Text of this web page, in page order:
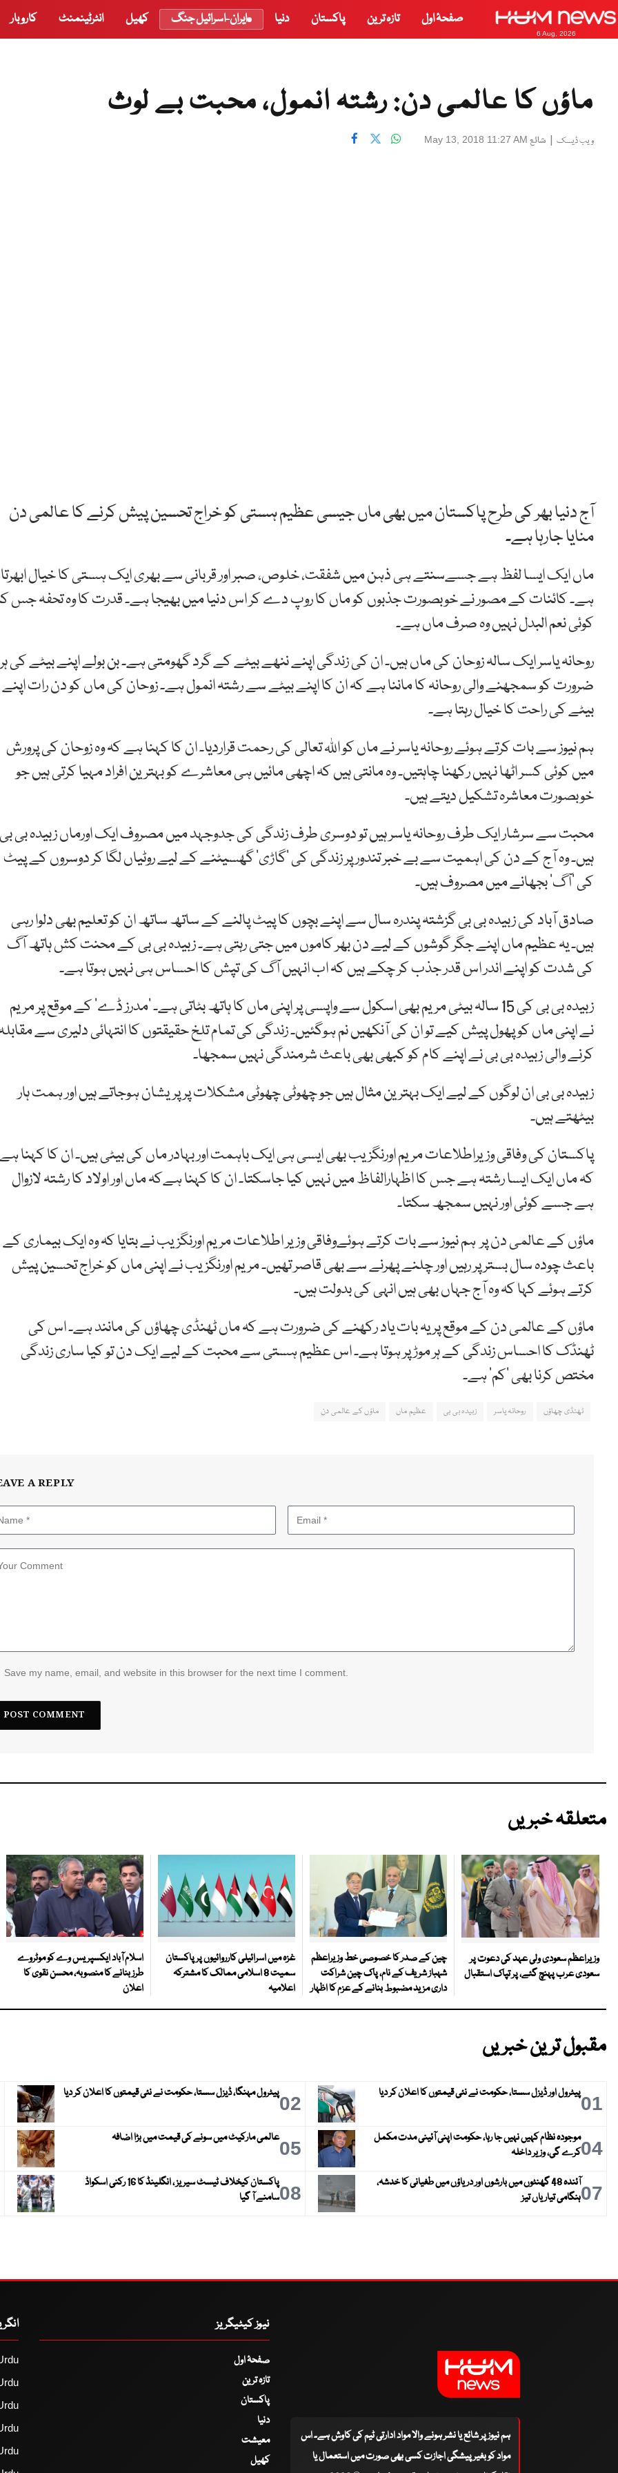
6 Aug, 2026
صفحۂ اول تازہ ترین پاکستان دنیا ایران-اسرائیل جنگ کھیل انٹرٹینمنٹ کاروبار
ماؤں کا عالمی دن: رشتہ انمول، محبت بے لوث
ویب ڈیسک | شائع May 13, 2018 11:27 AM
آج دنیا بھر کی طرح پاکستان میں بھی ماں جیسی عظیم ہستی کو خراج تحسین پیش کرنے کا عالمی دن
منایا جارہا ہے۔
ماں ایک ایسا لفظ ہے جسےسنتے ہی ذہن میں شفقت، خلوص، صبر اور قربانی سے بھری ایک ہستی کا خیال ابھرتا
ہے۔ کائنات کے مصور نے خوبصورت جذبوں کو ماں کا روپ دے کر اس دنیا میں بھیجا ہے۔ قدرت کا وہ تحفہ جس
کوئی نعم البدل نہیں وہ صرف ماں ہے۔
روحانہ یاسر ایک سالہ زوحان کی ماں ہیں۔ ان کی زندگی اپنے ننھے بیٹے کے گرد گھومتی ہے۔ بن بولے اپنے بیٹے کی ہر
ضرورت کو سمجھنے والی روحانہ کا ماننا ہے کہ ان کا اپنے بیٹے سے رشتہ انمول ہے۔ زوحان کی ماں کو دن رات اپنے
بیٹے کی راحت کا خیال رہتا ہے۔
ہم نیوز سے بات کرتے ہوئے روحانہ یاسر نے ماں کو اللہ تعالی کی رحمت قراردیا۔ ان کا کہنا ہے کہ وہ زوحان کی پرورش
میں کوئی کسر اٹھا نہیں رکھنا چاہتیں۔ وہ مانتی ہیں کہ اچھی مائیں ہی معاشرے کو بہترین افراد مہیا کرتی ہیں جو
خوبصورت معاشرہ تشکیل دیتے ہیں۔
محبت سے سرشار ایک طرف روحانہ یاسر ہیں تو دوسری طرف زندگی کی جدوجہد میں مصروف ایک اورماں زبیدہ بی بی
ہیں۔ وہ آج کے دن کی اہمیت سے بے خبر تندور پر زندگی کی ’گاڑی‘ گھسیٹنے کے لیے روٹیاں لگا کر دوسروں کے پیٹ
کی ’آگ‘ بجھانے میں مصروف ہیں۔
صادق آباد کی زبیدہ بی بی گزشتہ پندرہ سال سے اپنے بچوں کا پیٹ پالنے کے ساتھ ساتھ ان کو تعلیم بھی دلوا رہی
ہیں۔ یہ عظیم ماں اپنے جگر گوشوں کے لیے دن بھر کاموں میں جتی رہتی ہے۔ زبیدہ بی بی کے محنت کش ہاتھ آگ
کی شدت کو اپنے اندر اس قدر جذب کر چکے ہیں کہ اب انہیں آگ کی تپش کا احساس ہی نہیں ہوتا ہے۔
زبیدہ بی بی کی 15 سالہ بیٹی مریم بھی اسکول سے واپسی پر اپنی ماں کا ہاتھ بٹاتی ہے۔ ’مدرز ڈے‘ کے موقع پر مریم
نے اپنی ماں کو پھول پیش کیے تو ان کی آنکھیں نم ہوگئیں۔ زندگی کی تمام تلخ حقیقتوں کا انتہائی دلیری سے
کرنے والی زبیدہ بی بی نے اپنے کام کو کبھی بھی باعث شرمندگی نہیں سمجھا۔
زبیدہ بی بی ان لوگوں کے لیے ایک بہترین مثال ہیں جو چھوٹی چھوٹی مشکلات پرپریشان ہوجاتے ہیں اور ہمت ہار
بیٹھتے ہیں۔
پاکستان کی وفاقی وزیراطلاعات مریم اورنگزیب بھی ایسی ہی ایک باہمت اور بہادر ماں کی بیٹی ہیں۔ ان کا کہنا ہے
کہ ماں ایک ایسا رشتہ ہے جس کا اظہارالفاظ میں نہیں کیا جاسکتا۔ ان کا کہنا ہےکہ ماں اور اولاد کا رشتہ لازوال
ہے جسے کوئی اور نہیں سمجھ سکتا۔
ماؤں کے عالمی دن پر ہم نیوز سے بات کرتے ہوئےوفاقی وزیر اطلاعات مریم اورنگزیب نے بتایا کہ وہ ایک بیماری کے
باعث چودہ سال بستر پر رہیں اور چلنے پھرنے سے بھی قاصر تھیں۔ مریم اورنگزیب نے اپنی ماں کو خراج تحسین پیش
کرتے ہوئے کہا کہ وہ آج جہاں بھی ہیں انہی کی بدولت ہیں۔
ماؤں کے عالمی دن کے موقع پر یہ بات یاد رکھنے کی ضرورت ہے کہ ماں ٹھنڈی چھاؤں کی مانند ہے۔ اس کی
ٹھنڈک کا احساس زندگی کے ہر موڑ پر ہوتا ہے۔ اس عظیم ہستی سے محبت کے لیے ایک دن تو کیا ساری زندگی
مختص کرنا بھی ’کم‘ ہے۔
ٹھنڈی چھاؤں روحانہ یاسر زبیدہ بی بی عظیم ماں ماؤں کے عالمی دن
A REPLY
Save my name, email, and website in this browser for the next time I comment.
متعلقہ خبریں
وزیراعظم سعودی ولی عہد کی دعوت پر
سعودی عرب پہنچ گئے، پر تپاک استقبال
چین کے صدر کا خصوصی خط وزیراعظم
شہباز شریف کے نام، پاک چین شراکت
داری مزید مضبوط بنانے کے عزم کا اظہار
غزہ میں اسرائیلی کارروائیوں پر پاکستان
سمیت 8 اسلامی ممالک کا مشترکہ
اعلامیہ
اسلام آباد ایکسپریس وے کو موٹروے
طرز بنانے کا منصوبہ، محسن نقوی کا
اعلان
مقبول ترین خبریں
01پیٹرول اور ڈیزل سستا، حکومت نے نئی قیمتوں کا اعلان کر دیا 02پیٹرول مہنگا، ڈیزل سستا، حکومت نے نئی قیمتوں کا اعلان کر دیا
04موجودہ نظام کہیں نہیں جا رہا، حکومت اپنی آئینی مدت مکمل
کرے گی، وزیر داخلہ
05عالمی مارکیٹ میں سونے کی قیمت میں بڑا اضافہ
07
آئندہ 48 گھنٹوں میں بارشوں اور دریاؤں میں طغیانی کا خدشہ،
ہنگامی تیاریاں تیز
08
پاکستان کیخلاف ٹیسٹ سیریز ، انگلینڈ کا 16 رکنی اسکواڈ
سامنے آ گیا
ہم نیوز پر شائع یا نشر ہونے والا مواد ادارتی ٹیم کی کاوش ہے۔ اس
مواد کو بغیر پیشگی اجازت کسی بھی صورت میں استعمال یا
نیوز کیٹیگریز
صفحۂ اول
تازہ ترین
پاکستان
دنیا
معیشت
کھیل